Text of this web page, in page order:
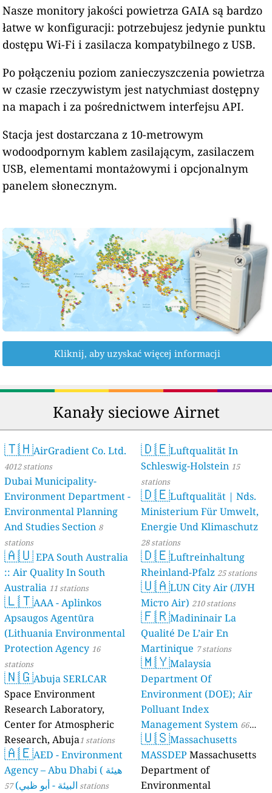
Nasze monitory jakości powietrza GAIA są bardzo
łatwe w konfiguracji: potrzebujesz jedynie punktu
dostępu Wi-Fi i zasilacza kompatybilnego z USB.
Po połączeniu poziom zanieczyszczenia powietrza
w czasie rzeczywistym jest natychmiast dostępny
na mapach i za pośrednictwem interfejsu API.
Stacja jest dostarczana z 10-metrowym
wodoodpornym kablem zasilającym, zasilaczem
USB, elementami montażowymi i opcjonalnym
panelem słonecznym.
Kliknij, aby uzyskać więcej informacji
Kanały sieciowe Airnet
🇹🇭AirGradient Co. Ltd.
4012 stations
Dubai Municipality-
Environment Department -
Environmental Planning
And Studies Section 8
stations
🇦🇺EPA South Australia
:: Air Quality In South
Australia 11 stations
🇱🇹AAA - Aplinkos
Apsaugos Agentūra
(Lithuania Environmental
Protection Agency 16
stations
🇳🇬Abuja SERLCAR
Space Environment
Research Laboratory,
Center for Atmospheric
Research, Abuja1 stations
🇦🇪AED - Environment
Agency – Abu Dhabi ( هيئة
البيئة - أبو ظبي) 57 stations
🇩🇪Luftqualität In
Schleswig-Holstein 15
stations
🇩🇪Luftqualität | Nds.
Ministerium Für Umwelt,
Energie Und Klimaschutz
28 stations
🇩🇪Luftreinhaltung
Rheinland-Pfalz 25 stations
🇺🇦LUN City Air (ЛУН
Місто Air) 210 stations
🇫🇷Madininair La
Qualité De L’air En
Martinique 7 stations
🇲🇾Malaysia
Department Of
Environment (DOE); Air
Polluant Index
Management System 66
stations
🇺🇸Massachusetts
MASSDEP Massachusetts
Department of
Environmental